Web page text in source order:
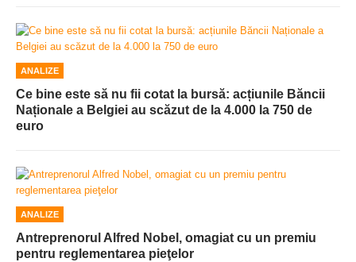
ANALIZE
Ce bine este să nu fii cotat la bursă: acțiunile Băncii
Naționale a Belgiei au scăzut de la 4.000 la 750 de
euro
ANALIZE
Antreprenorul Alfred Nobel, omagiat cu un premiu
pentru reglementarea pieţelor